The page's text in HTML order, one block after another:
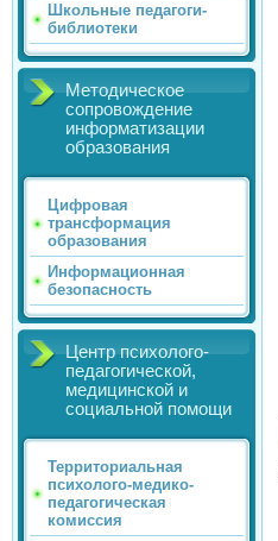
Школьные педагоги-
библиотеки
Методическое
сопровождение
информатизации
образования
Цифровая
трансформация
образования
Информационная
безопасность
Центр психолого-
педагогической,
медицинской и
социальной помощи
Территориальная
психолого-медико-
педагогическая
комиссия